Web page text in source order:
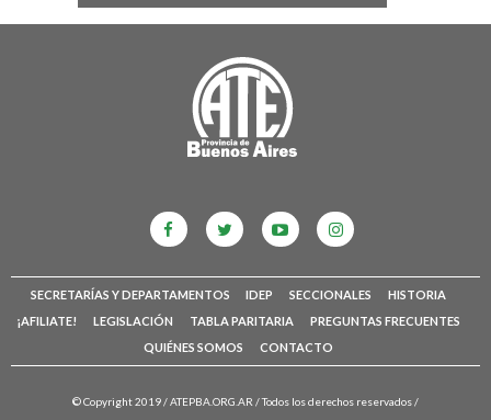
SECRETARÍAS Y DEPARTAMENTOS IDEP SECCIONALES
HISTORIA
¡AFILIATE!
LEGISLACIÓN TABLA PARITARIA
PREGUNTAS FRECUENTES
QUIÉNES SOMOS
CONTACTO
© Copyright 2019 /ATEPBA.ORG.AR / Todos los derechos reservados /